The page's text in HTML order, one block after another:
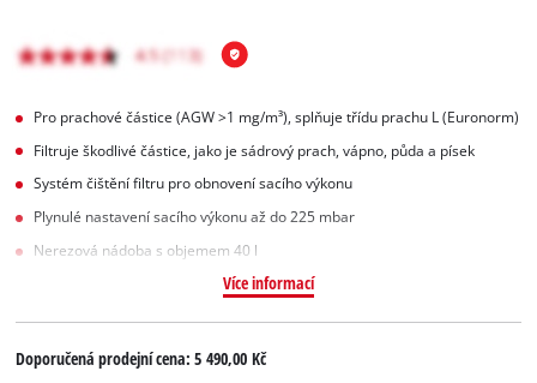
Pro prachové částice (AGW >1 mg/m³), splňuje třídu prachu L (Euronorm)
Filtruje škodlivé částice, jako je sádrový prach, vápno, půda a písek
Systém čištění filtru pro obnovení sacího výkonu
Plynulé nastavení sacího výkonu až do 225 mbar
Nerezová nádoba s objemem 40 l
Více informací
Doporučená prodejní cena:5 490,00 Kč